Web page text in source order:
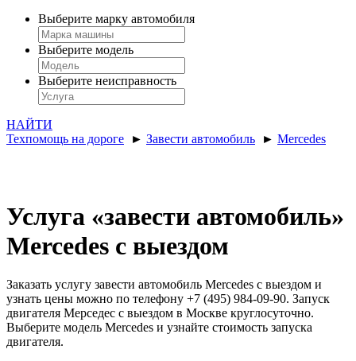
Выберите марку автомобиля
Выберите модель
Выберите неисправность
НАЙТИ
Техпомощь на дороге ► Завести автомобиль ► Mercedes
Услуга «завести автомобиль»
Mercedes с выездом
Заказать услугу завести автомобиль Mercedes с выездом и
узнать цены можно по телефону +7 (495) 984-09-90. Запуск
двигателя Мерседес с выездом в Москве круглосуточно.
Выберите модель Mercedes и узнайте стоимость запуска
двигателя.